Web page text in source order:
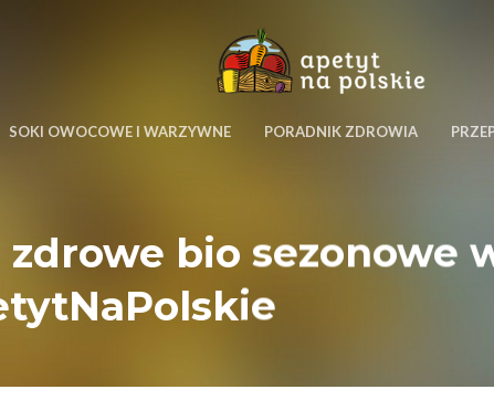
SOKI OWOCOWE I WARZYWNE PORADNIK ZDROWIA
bio sezonowe